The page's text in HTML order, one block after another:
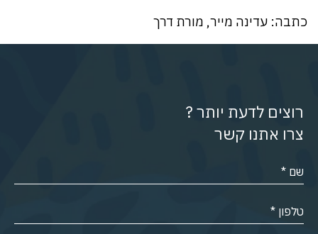
כתבה: עדינה מייר, מורת דרך
רוצים לדעת יותר ?
צרו אתנו קשר